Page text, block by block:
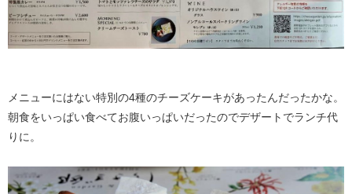
メニューにはない特別の4種のチーズケーキがあったんだったかな。
朝食をいっぱい食べてお腹いっぱいだったのでデザートでランチ代
りに。